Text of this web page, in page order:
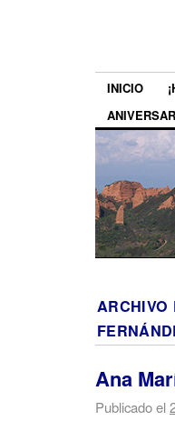
INICIO
ARCHIVO
Ana
Publicado el